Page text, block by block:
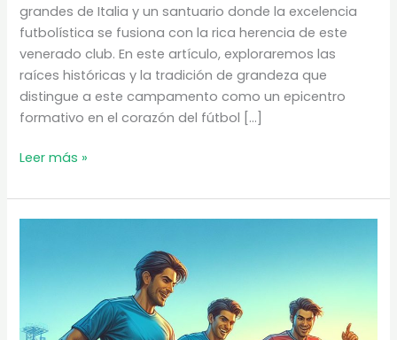
grandes de Italia y un santuario donde la excelencia
futbolística se fusiona con la rica herencia de este
venerado club. En este artículo, exploraremos las
raíces históricas y la tradición de grandeza que
distingue a este campamento como un epicentro
formativo en el corazón del fútbol […]
Juventus
camp
|
grandes
Leer más »